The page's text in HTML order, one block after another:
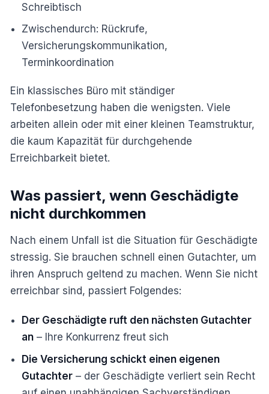
Schreibtisch
Zwischendurch: Rückrufe,
Versicherungskommunikation,
Terminkoordination
Ein klassisches Büro mit ständiger
Telefonbesetzung haben die wenigsten. Viele
arbeiten allein oder mit einer kleinen Teamstruktur,
die kaum Kapazität für durchgehende
Erreichbarkeit bietet.
Was passiert, wenn Geschädigte
nicht durchkommen
Nach einem Unfall ist die Situation für Geschädigte
stressig. Sie brauchen schnell einen Gutachter, um
ihren Anspruch geltend zu machen. Wenn Sie nicht
erreichbar sind, passiert Folgendes:
Der Geschädigte ruft den nächsten Gutachter
an – Ihre Konkurrenz freut sich
Die Versicherung schickt einen eigenen
Gutachter – der Geschädigte verliert sein Recht